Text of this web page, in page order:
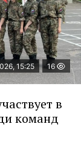
15:25 16
в
команд